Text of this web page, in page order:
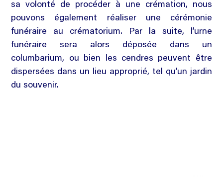
sa volonté de procéder à une crémation, nous
pouvons également réaliser une cérémonie
funéraire au crématorium. Par la suite, l’urne
funéraire sera alors déposée dans un
columbarium, ou bien les cendres peuvent être
dispersées dans un lieu approprié, tel qu’un jardin
du souvenir.